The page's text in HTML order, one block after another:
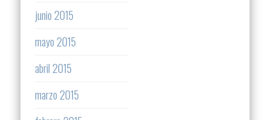
junio 2015
mayo 2015
abril 2015
marzo 2015